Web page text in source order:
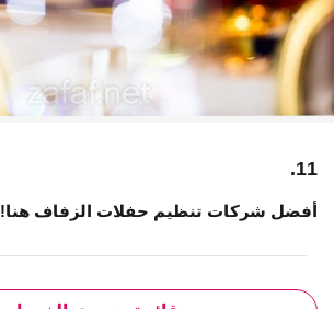
11.
أفضل شركات تنظيم حفلات الزفاف هنا!